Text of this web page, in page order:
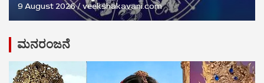
9 August 2026 veekshakavani.com
ಮನರಂಜನೆ